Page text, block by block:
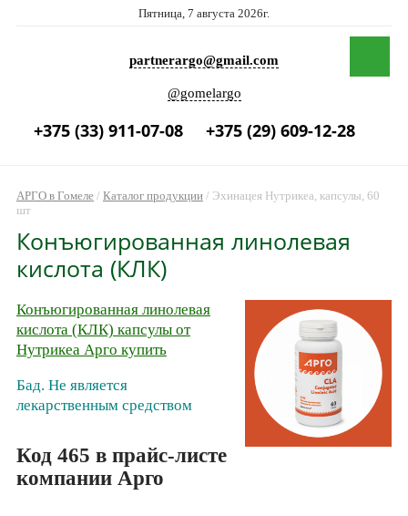
Пятница, 7 августа 2026г.
partnerargo@gmail.com
@gomelargo
+375 (33) 911-07-08 +375 (29) 609-12-28
АРГО в Гомеле/ Каталог продукции/ Эхинацея Нутрикеа, капсулы, 60
шт
Конъюгированная линолевая
кислота (КЛК)
Конъюгированная линолевая
кислота (КЛК) капсулы от
Нутрикеа Арго купить
Бад. Не является
лекарственным средством
Код 465 в прайс-листе
компании Арго